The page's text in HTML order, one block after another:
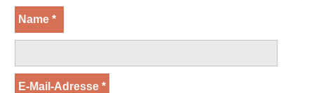
Name*
E-Mail-Adresse*